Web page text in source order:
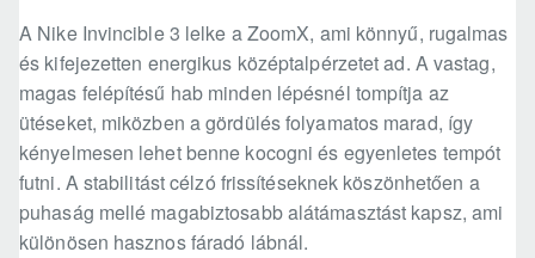
A Nike Invincible 3 lelke a ZoomX, ami könnyű, rugalmas
és kifejezetten energikus középtalpérzetet ad. A vastag,
magas felépítésű hab minden lépésnél tompítja az
ütéseket, miközben a gördülés folyamatos marad, így
kényelmesen lehet benne kocogni és egyenletes tempót
futni. A stabilitást célzó frissítéseknek köszönhetően a
puhaság mellé magabiztosabb alátámasztást kapsz, ami
különösen hasznos fáradó lábnál.